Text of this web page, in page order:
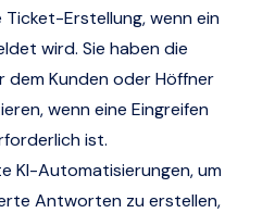
Erstellung, wenn ein
wird. Sie haben die
dem Kunden oder Höffner
wenn eine Eingreifen
ist.
KI-Automatisierungen, um
Antworten zu erstellen,